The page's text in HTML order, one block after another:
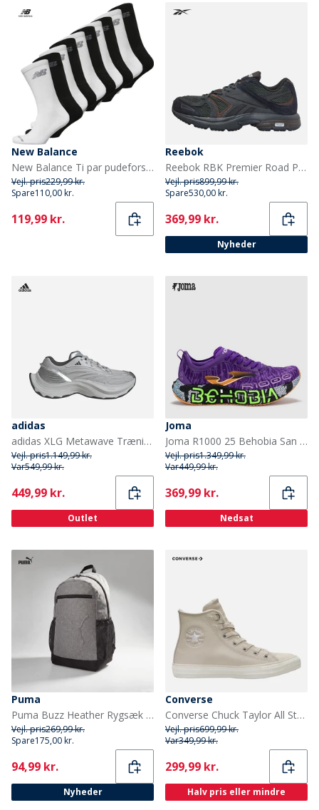
New Balance
New Balance Ti par pudeforstærkede strømper Sort/Hvid
Vejl. pris229,99 kr.
Spare110,00 kr.
Current
119,99 kr.
Reebok
Reebok RBK Premier Road Plus VI Træningssko Grå/Grå/Sort
Vejl. pris899,99 kr.
Spare530,00 kr.
Current
369,99 kr.
Nyheder
adidas
adidas XLG Metawave Træningssko Grey Two/Carbon Silver/Silver Metallic
Vejl. pris1.149,99 kr.
Var549,99 kr.
Current
449,99 kr.
Outlet
Joma
Joma R1000 25 Behobia San Sebastian Kulfiberplade Neutrale Løbesko Lilla
Vejl. pris1.349,99 kr.
Var449,99 kr.
Current
369,99 kr.
Nedsat
Puma
Puma Buzz Heather Rygsæk Medium Grey Heather
Vejl. pris269,99 kr.
Spare175,00 kr.
Current
94,99 kr.
Nyheder
Converse
Converse Chuck Taylor All Star Hi Læder Sneakers Light Dune/Egret/Light Dune
Vejl. pris699,99 kr.
Var349,99 kr.
Current
299,99 kr.
Halv pris eller mindre